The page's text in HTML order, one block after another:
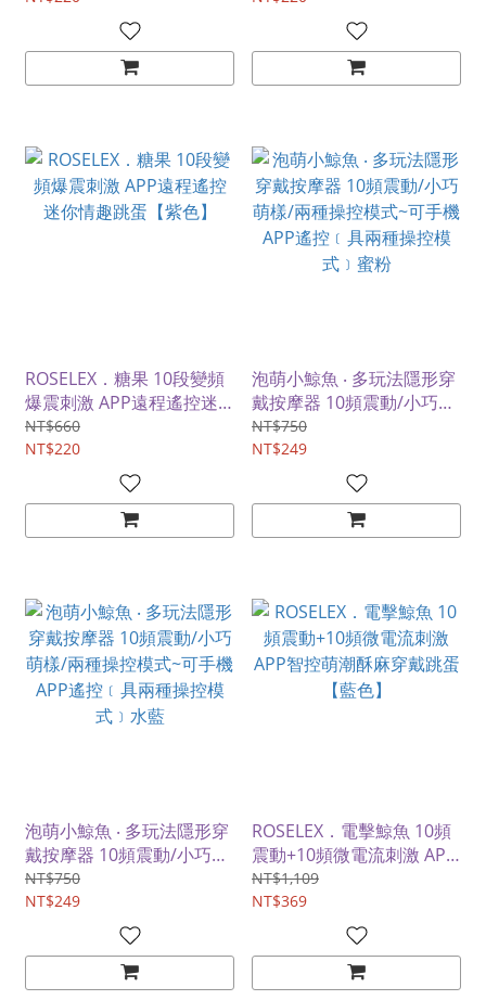
ROSELEX．糖果 10段變頻
爆震刺激 APP遠程遙控迷
你情趣跳蛋【紫色】
NT$660
NT$220
泡萌小鯨魚 ‧ 多玩法隱形穿
戴按摩器 10頻震動/小巧萌
樣/兩種操控模式~可手機
APP遙控﹝具兩種操控模
NT$750
NT$249
泡萌小鯨魚 ‧ 多玩法隱形穿
戴按摩器 10頻震動/小巧萌
樣/兩種操控模式~可手機
APP遙控﹝具兩種操控模
NT$750
NT$249
ROSELEX．電擊鯨魚 10頻
震動+10頻微電流刺激 APP
智控萌潮酥麻穿戴跳蛋【藍
色】
NT$1,109
NT$369